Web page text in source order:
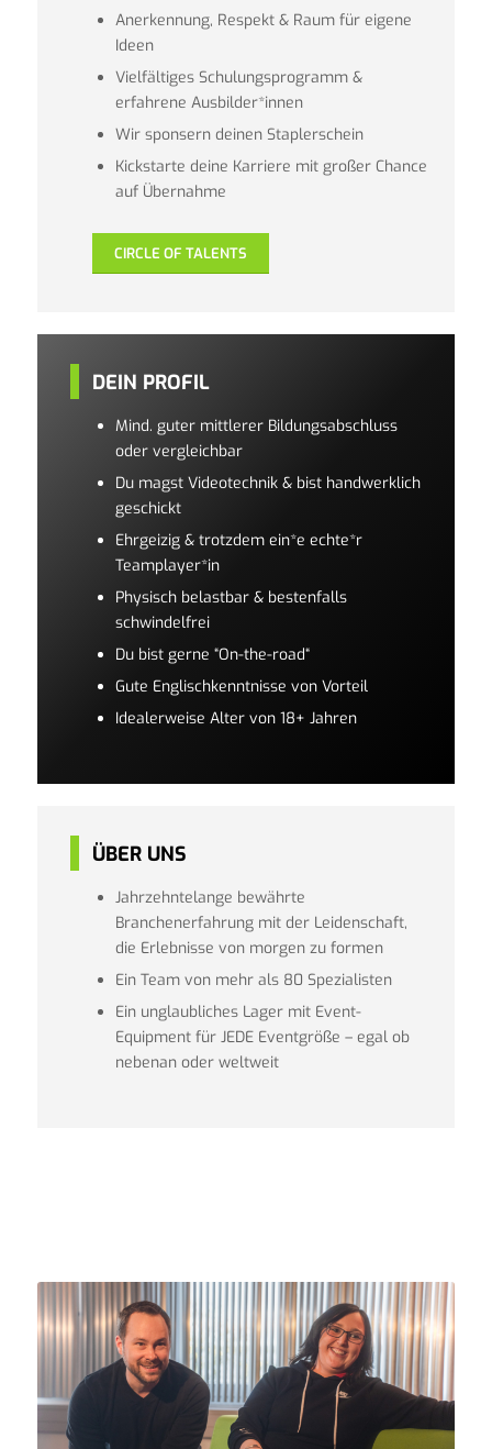
Anerkennung, Respekt & Raum für eigene
Ideen
Vielfältiges Schulungsprogramm &
erfahrene Ausbilder*innen
Wir sponsern deinen Staplerschein
Kickstarte deine Karriere mit großer Chance
auf Übernahme
CIRCLE OF TALENTS
DEIN PROFIL
Mind. guter mittlerer Bildungsabschluss
oder vergleichbar
Du magst Videotechnik & bist handwerklich
geschickt
Ehrgeizig & trotzdem ein*e echte*r
Teamplayer*in
Physisch belastbar & bestenfalls
schwindelfrei
Du bist gerne “On-the-road“
Gute Englischkenntnisse von Vorteil
Idealerweise Alter von 18+ Jahren
ÜBER UNS
Jahrzehntelange bewährte
Branchenerfahrung mit der Leidenschaft,
die Erlebnisse von morgen zu formen
Ein Team von mehr als 80 Spezialisten
Ein unglaubliches Lager mit Event-
Equipment für JEDE Eventgröße – egal ob
nebenan oder weltweit